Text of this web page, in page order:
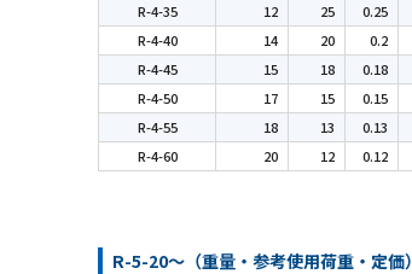
R-4-35
12 25 0.25
R-4-40
14 20 0.2
R-4-45
15 18 0.18
R-4-50
17 15 0.15
R-4-55
18 13 0.13
R-4-60
20 12 0.12
R-5-20～（重量・参考使用荷重・定価）